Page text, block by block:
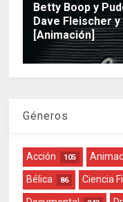
Betty Boop y
Dave Fleischer
[Animación]
Géneros
Acción 105
Bélica 86 Ciencia